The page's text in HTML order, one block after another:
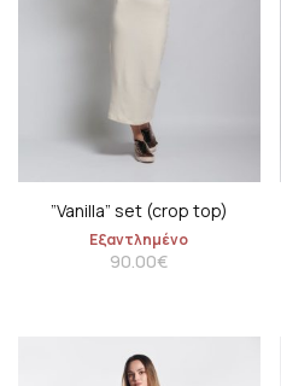
”Vanilla” set (crop top)
Εξαντλημένο
90.00€